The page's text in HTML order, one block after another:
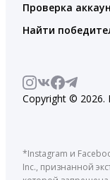
Проверка
Найти
Copyright ©
*Instagram и
Inc., признанной